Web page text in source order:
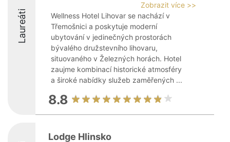
Laureáti
Zobrazit více >>
Wellness Hotel Lihovar se nachází v
Třemošnici a poskytuje moderní
ubytování v jedinečných prostorách
bývalého družstevního lihovaru,
situovaného v Železných horách. Hotel
zaujme kombinací historické atmosféry
a široké nabídky služeb zaměřených ...
8.8
Lodge Hlinsko